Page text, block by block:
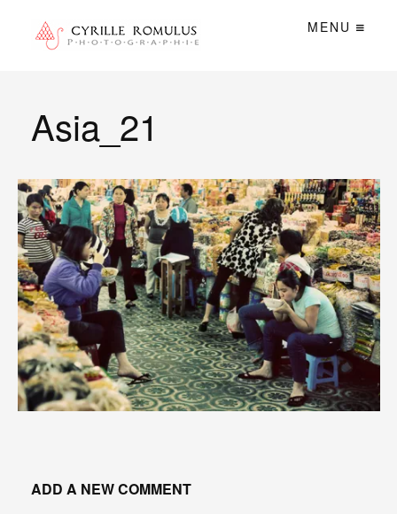
MENU
Asia_21
ADD A NEW COMMENT